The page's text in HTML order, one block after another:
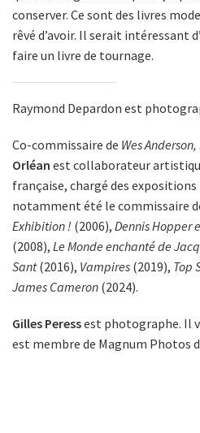
conserver. Ce sont des livres
rêvé d’avoir. Il serait intéressant
faire un livre de tournage.
Raymond Depardon est
Co-commissaire de Wes
Orléan est collaborateur
française, chargé des
notamment été le commissaire
Exhibition ! (2006), Dennis Hopper
(2008), Le Monde enchanté de
Sant(2016), Vampires (2019), Top
James Cameron (2024).
Gilles Peressest photographe. Il
est membre de Magnum Photos